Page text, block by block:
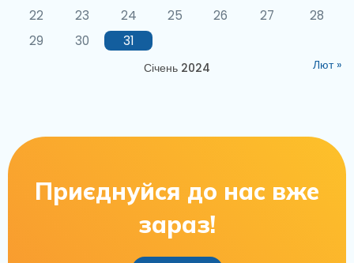
Січень 2024
22
23 24 25 26 27
28
29
30 31
Лют »
Приєднуйся до нас вже
зараз!